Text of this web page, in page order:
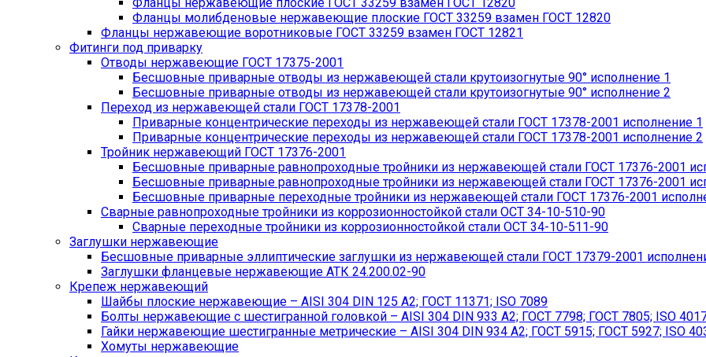
Фланцы молибденовые нержавеющие плоские ГОСТ 33259 взамен ГОСТ 12820
Фланцы нержавеющие воротниковые ГОСТ 33259 взамен ГОСТ 12821
Фитинги под приварку
Отводы нержавеющие ГОСТ 17375-2001
Бесшовные приварные отводы из нержавеющей стали крутоизогнутые 90° исполнение 1
Бесшовные приварные отводы из нержавеющей стали крутоизогнутые 90° исполнение 2
Переход из нержавеющей стали ГОСТ 17378-2001
Приварные концентрические переходы из нержавеющей стали ГОСТ 17378-2001 исполнение 1
Приварные концентрические переходы из нержавеющей стали ГОСТ 17378-2001 исполнение 2
Тройник нержавеющий ГОСТ 17376-2001
Бесшовные приварные равнопроходные тройники из нержавеющей стали ГОСТ 17376-2001
Бесшовные приварные равнопроходные тройники из нержавеющей стали ГОСТ 17376-2001
Бесшовные приварные переходные тройники из нержавеющей стали ГОСТ 17376-2001
Сварные равнопроходные тройники из коррозионностойкой стали ОСТ 34-10-510-90
Сварные переходные тройники из коррозионностойкой стали ОСТ 34-10-511-90
Заглушки нержавеющие
Бесшовные приварные эллиптические заглушки из нержавеющей стали ГОСТ 17379-2001
Заглушки фланцевые нержавеющие АТК 24.200.02-90
Крепеж нержавеющий
Шайбы плоские нержавеющие – AISI 304 DIN 125 A2; ГОСТ 11371; ISO 7089
Болты нержавеющие с шестигранной головкой – AISI 304 DIN 933 A2; ГОСТ 7798; ГОСТ 7805; ISO
Гайки нержавеющие шестигранные метрические – AISI 304 DIN 934 А2; ГОСТ 5915; ГОСТ 5927; ISO
Хомуты нержавеющие